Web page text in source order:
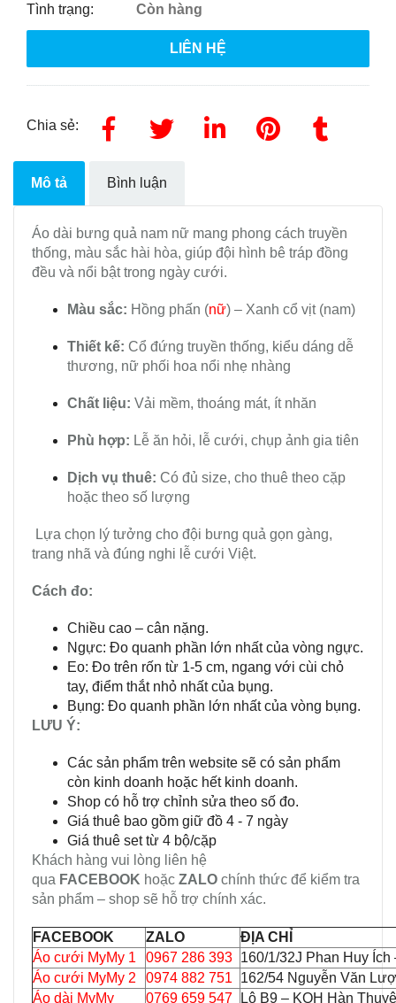
Tình trạng: Còn hàng
LIÊN HỆ
Chia sẻ:
Mô tả Bình luận
Áo dài bưng quả nam nữ mang phong cách truyền
thống, màu sắc hài hòa, giúp đội hình bê tráp đồng
đều và nổi bật trong ngày cưới.
Màu sắc: Hồng phấn (nữ) – Xanh cổ vịt (nam)
Thiết kế: Cổ đứng truyền thống, kiểu dáng dễ
thương, nữ phối hoa nổi nhẹ nhàng
Chất liệu: Vải mềm, thoáng mát, ít nhăn
Phù hợp: Lễ ăn hỏi, lễ cưới, chụp ảnh gia tiên
Dịch vụ thuê: Có đủ size, cho thuê theo cặp
hoặc theo số lượng
Lựa chọn lý tưởng cho đội bưng quả gọn gàng,
trang nhã và đúng nghi lễ cưới Việt.
Cách đo:
Chiều cao – cân nặng.
Ngực: Đo quanh phần lớn nhất của vòng ngực.
Eo: Đo trên rốn từ 1-5 cm, ngang với cùi chỏ
tay, điểm thắt nhỏ nhất của bụng.
Bụng: Đo quanh phần lớn nhất của vòng bụng.
LƯU Ý:
Các sản phẩm trên website sẽ có sản phẩm
còn kinh doanh hoặc hết kinh doanh.
Shop có hỗ trợ chỉnh sửa theo số đo.
Giá thuê bao gồm giữ đồ 4 - 7 ngày
Giá thuê set từ 4 bộ/cặp
Khách hàng vui lòng liên hệ
qua FACEBOOK hoặc ZALO chính thức để kiểm tra
sản phẩm – shop sẽ hỗ trợ chính xác.
FACEBOOK ZALO
ĐỊA CHỈ
Áo cưới MyMy 1
0967 286 393 160/1/32J Phan Huy
Áo cưới MyMy 2
0974 882 751
162/54 Nguyễn Văn
Áo dài MyMy
0769 659 547 Lô B9 – KQH Hàn